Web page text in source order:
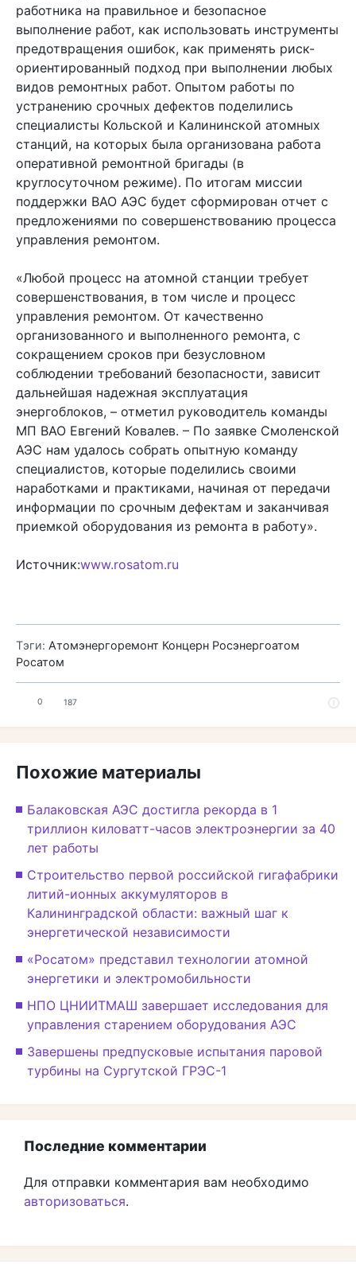
работника на правильное и безопасное
выполнение работ, как использовать инструменты
предотвращения ошибок, как применять риск-
ориентированный подход при выполнении любых
видов ремонтных работ. Опытом работы по
устранению срочных дефектов поделились
специалисты Кольской и Калининской атомных
станций, на которых была организована работа
оперативной ремонтной бригады (в
круглосуточном режиме). По итогам миссии
поддержки ВАО АЭС будет сформирован отчет с
предложениями по совершенствованию процесса
управления ремонтом.
«Любой процесс на атомной станции требует
совершенствования, в том числе и процесс
управления ремонтом. От качественно
организованного и выполненного ремонта, с
сокращением сроков при безусловном
соблюдении требований безопасности, зависит
дальнейшая надежная эксплуатация
энергоблоков, – отметил руководитель команды
МП ВАО Евгений Ковалев. – По заявке Смоленской
АЭС нам удалось собрать опытную команду
специалистов, которые поделились своими
наработками и практиками, начиная от передачи
информации по срочным дефектам и заканчивая
приемкой оборудования из ремонта в работу».
Источник:www.rosatom.ru
Тэги: Атомэнергоремонт Концерн Росэнергоатом
Росатом
0 187
Похожие материалы
Балаковская АЭС достигла рекорда в 1
триллион киловатт-часов электроэнергии за 40
лет работы
Строительство первой российской гигафабрики
литий-ионных аккумуляторов в
Калининградской области: важный шаг к
энергетической независимости
«Росатом» представил технологии атомной
энергетики и электромобильности
НПО ЦНИИТМАШ завершает исследования для
управления старением оборудования АЭС
Завершены предпусковые испытания паровой
турбины на Сургутской ГРЭС-1
Последние комментарии
Для отправки комментария вам необходимо
авторизоваться.